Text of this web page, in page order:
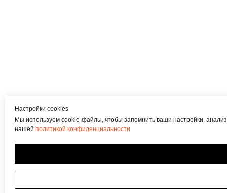
Настройки cookies
Мы используем cookie-файлы, чтобы запомнить ваши настройки,
нашей политикой конфиденциальности